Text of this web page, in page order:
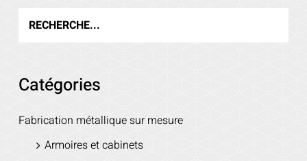
Catégories
Fabrication métallique sur mesure
Armoires et cabinets